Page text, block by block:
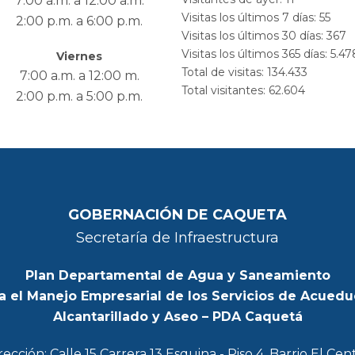
2:00 p.m. a 6:00 p.m.
Viernes
7:00 a.m. a 12:00 m.
2:00 p.m. a 5:00 p.m.
Visitas los últimos 7 días: 55
Visitas los últimos 30 días: 367
Visitas los últimos 365 días:
Total de visitas: 134.433
Total visitantes: 62.604
GOBERNACIÓN DE CAQUETA
Secretaría de Infraestructura
Plan Departamental de Agua y Saneamiento
el Manejo Empresarial de los Servicios de
Alcantarillado y Aseo – PDA Caquetá